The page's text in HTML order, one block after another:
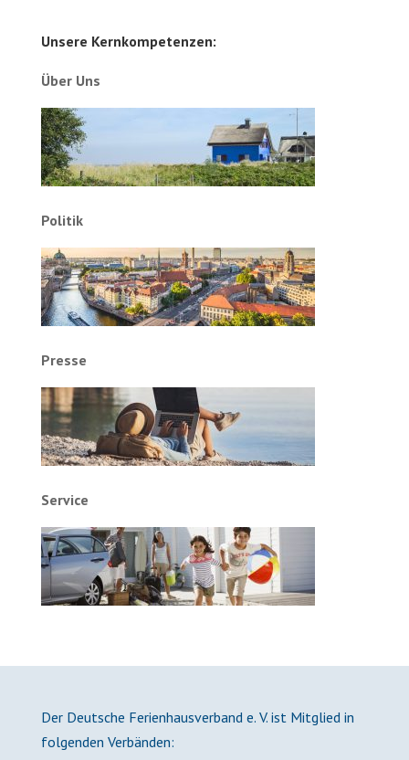
Unsere Kernkompetenzen:
Über Uns
Politik
Presse
Service
Der Deutsche Ferienhausverband e. V. ist Mitglied in
folgenden Verbänden: